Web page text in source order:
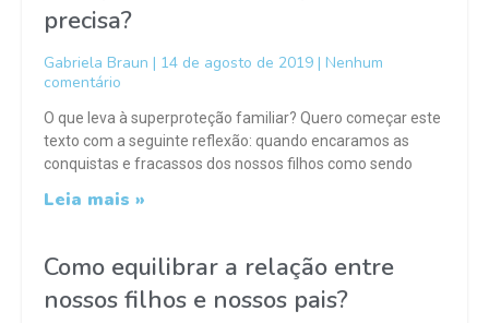
precisa?
Gabriela Braun 14 de agosto de 2019
Nenhum
comentário
O que leva à superproteção familiar? Quero começar este
texto com a seguinte reflexão: quando encaramos as
conquistas e fracassos dos nossos filhos como sendo
Leia mais »
Como equilibrar a relação entre
nossos filhos e nossos pais?